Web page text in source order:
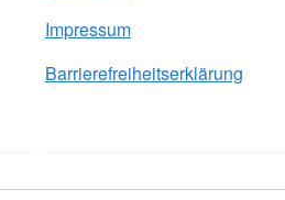
Impressum
Barrierefreiheitserklärung